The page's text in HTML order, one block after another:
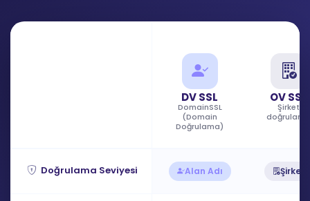
DV SSL
DomainSSL
(Domain
Doğrulama)
OV SSL
Şirket
doğrulama
Doğrulama Seviyesi Alan Adı Şirket